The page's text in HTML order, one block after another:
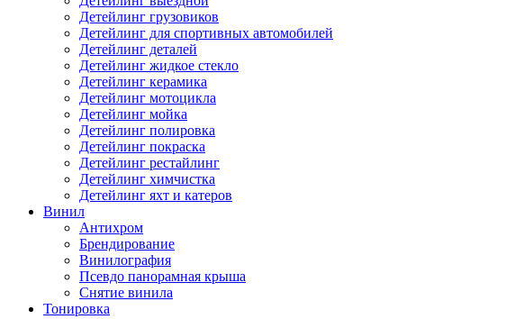
Детейлинг грузовиков
Детейлинг для спортивных автомобилей
Детейлинг деталей
Детейлинг жидкое стекло
Детейлинг керамика
Детейлинг мотоцикла
Детейлинг мойка
Детейлинг полировка
Детейлинг покраска
Детейлинг рестайлинг
Детейлинг химчистка
Детейлинг яхт и катеров
Винил
Антихром
Брендирование
Винилография
Псевдо панорамная крыша
Снятие винила
Тонировка